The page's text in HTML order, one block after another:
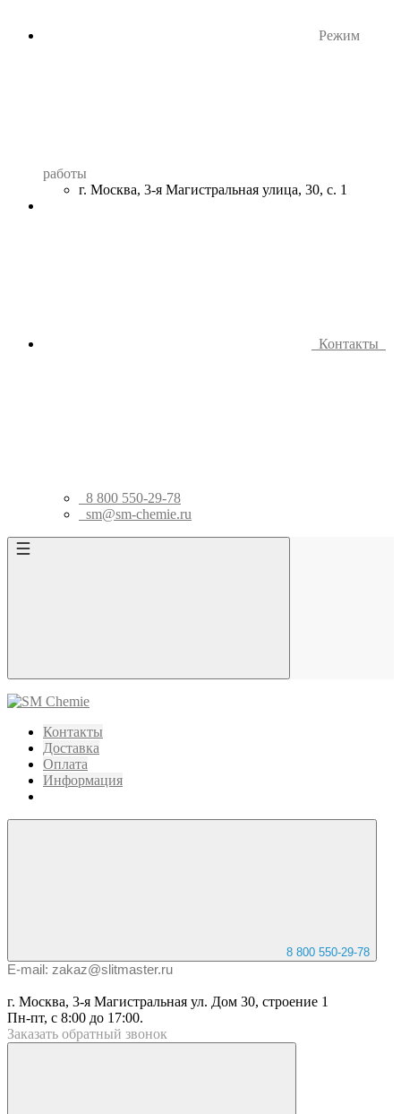
Режим
работы
г. Москва, 3-я Магистральная улица, 30, с. 1
Контакты
8 800 550-29-78
sm@sm-chemie.ru
Контакты
Доставка
Оплата
Информация
8 800 550-29-78
E-mail: zakaz@slitmaster.ru
г. Москва, 3-я Магистральная ул. Дом 30, строение 1
Пн-пт, с 8:00 до 17:00.
Заказать обратный звонок